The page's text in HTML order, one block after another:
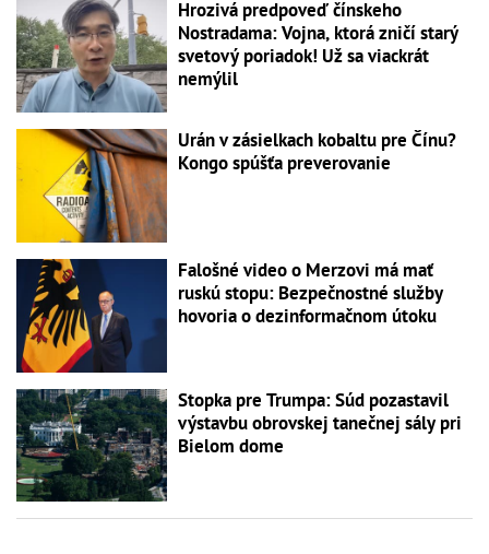
Hrozivá predpoveď čínskeho
Nostradama: Vojna, ktorá zničí starý
svetový poriadok! Už sa viackrát
nemýlil
Urán v zásielkach kobaltu pre Čínu?
Kongo spúšťa preverovanie
Falošné video o Merzovi má mať
ruskú stopu: Bezpečnostné služby
hovoria o dezinformačnom útoku
Stopka pre Trumpa: Súd pozastavil
výstavbu obrovskej tanečnej sály pri
Bielom dome